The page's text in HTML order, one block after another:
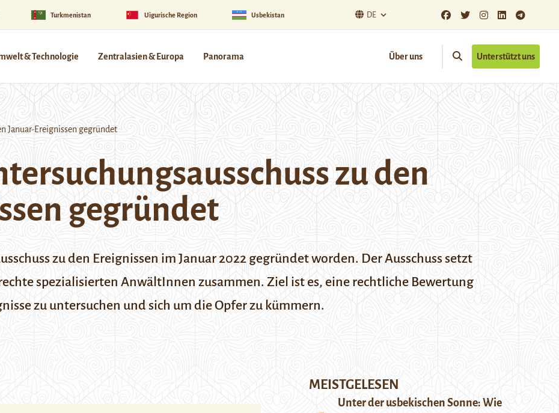
Turkmenistan Uigurische Region Usbekistan DE
& Technologie Zentralasien & Europa Panorama Über uns Unterstützt uns
Januar-Ereignissen gegründet
zu den
gegründet
zu den Ereignissen im Januar 2022 gegründet worden. Der Ausschuss setzt
spezialisierten AnwältInnen zusammen. Ziel ist es, eine rechtliche Bewertung
zu untersuchen und sich um die Opfer zu kümmern.
MEISTGELESEN
Unter der usbekischen Sonne: Wie